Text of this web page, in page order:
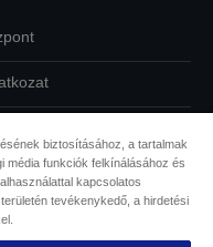
biztosításához, a tartalmak
funkciók felkínálásához és
kapcsolatos
tevékenykedő, a hirdetési